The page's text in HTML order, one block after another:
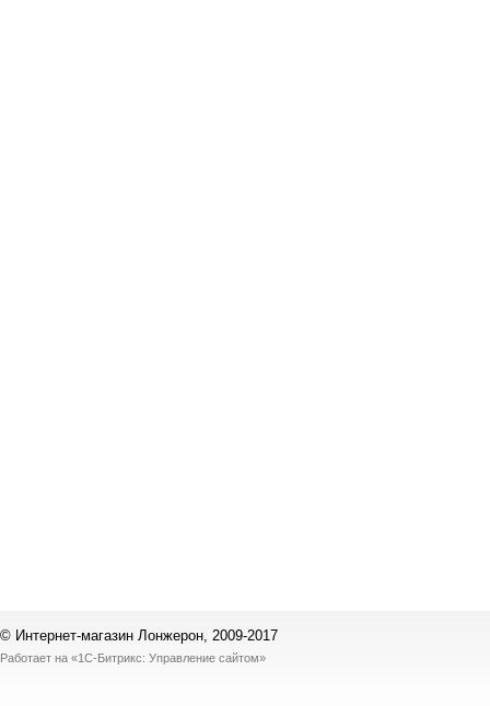
© Интернет-магазин Лонжерон, 2009-2017
Работает на «1С-Битрикс: Управление сайтом»